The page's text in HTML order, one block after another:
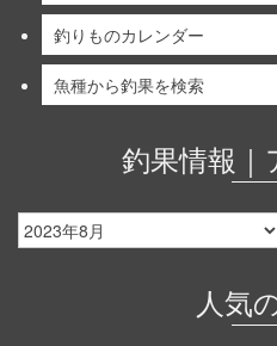
釣りものカレンダー
魚種から釣果を検索
釣果情報｜
釣
果
人気